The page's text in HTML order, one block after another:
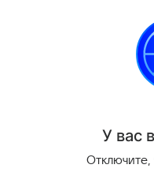
поврежденных
У вас
Отключите,